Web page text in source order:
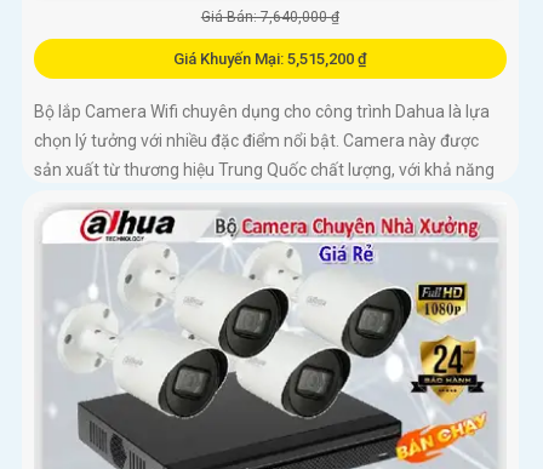
Giá Bán: 7,640,000 ₫
Giá Khuyến Mại: 5,515,200 ₫
Bộ lắp Camera Wifi chuyên dụng cho công trình Dahua là lựa
chọn lý tưởng với nhiều đặc điểm nổi bật. Camera này được
sản xuất từ thương hiệu Trung Quốc chất lượng, với khả năng
thu âm tốt và hình ảnh sáng đẹp